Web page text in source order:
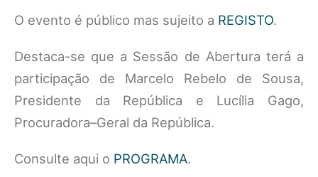
O evento é público mas sujeito a REGISTO.
Destaca-se que a Sessão de Abertura terá a
participação de Marcelo Rebelo de Sousa,
Presidente da República e Lucília Gago,
Procuradora–Geral da República.
Consulte aqui o PROGRAMA.